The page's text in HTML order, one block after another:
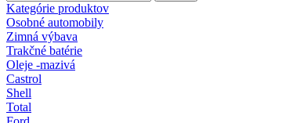
Kategórie produktov
Osobné automobily
Zimná výbava
Trakčné batérie
Oleje -mazivá
Castrol
Shell
Total